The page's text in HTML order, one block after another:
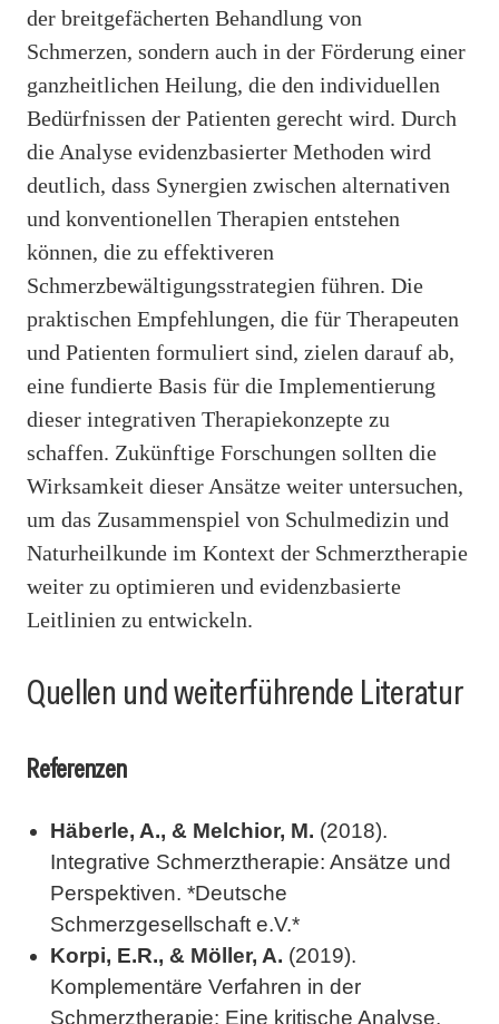
der breitgefächerten Behandlung von
Schmerzen, sondern auch in der Förderung einer
ganzheitlichen Heilung, die den individuellen
Bedürfnissen der Patienten gerecht wird. Durch
die Analyse evidenzbasierter Methoden wird
deutlich, dass Synergien zwischen alternativen
und konventionellen Therapien entstehen
können, die zu effektiveren
Schmerzbewältigungsstrategien führen. Die
praktischen Empfehlungen, die für Therapeuten
und Patienten formuliert sind, zielen darauf ab,
eine fundierte Basis für die Implementierung
dieser integrativen Therapiekonzepte zu
schaffen. Zukünftige Forschungen sollten die
Wirksamkeit dieser Ansätze weiter untersuchen,
um das Zusammenspiel von Schulmedizin und
Naturheilkunde im Kontext der Schmerztherapie
weiter zu optimieren und evidenzbasierte
Leitlinien zu entwickeln.
Quellen und weiterführende Literatur
Referenzen
Häberle, A., & Melchior, M. (2018).
Integrative Schmerztherapie: Ansätze und
Perspektiven. *Deutsche
Schmerzgesellschaft e.V.*
Korpi, E.R., & Möller, A. (2019).
Komplementäre Verfahren in der
Schmerztherapie: Eine kritische Analyse.